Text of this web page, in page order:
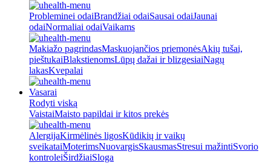
Probleminei odaiBrandžiai odaiSausai odaiJaunai
odaiNormaliai odaiVaikams
Makiažo pagrindasMaskuojančios priemonėsAkių tušai,
pieštukaiBlakstienomsLūpų dažai ir blizgesiaiNagų
lakasKvepalai
Vasarai
Rodyti viską
VaistaiMaisto papildai ir kitos prekės
AlergijaKirmėlinės ligosKūdikių ir vaikų
sveikataiMoterimsNuovargisSkausmasStresui mažintiSvorio
kontroleiŠirdžiaiSloga